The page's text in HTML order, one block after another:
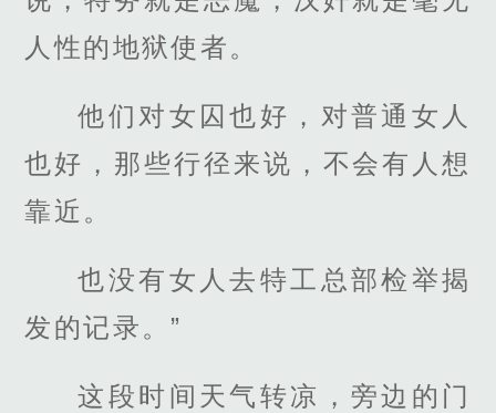
人性的地狱使者。
他们对女囚也好，对普通女人
也好，那些行径来说，不会有人想
靠近。
也没有女人去特工总部检举揭
发的记录。”
这段时间天气转凉，旁边的门